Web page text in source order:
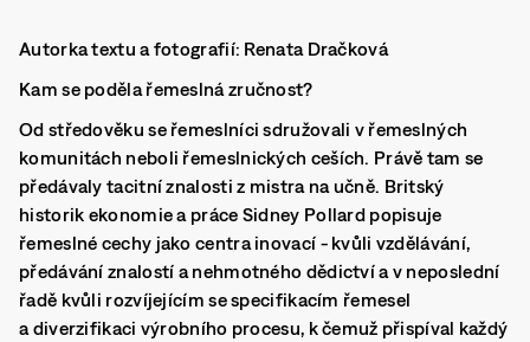
Autorka textu a fotografií: Renata Dračková
Kam se poděla řemeslná zručnost?
Od středověku se řemeslníci sdružovali v řemeslných
komunitách neboli řemeslnických ceších. Právě tam se
předávaly tacitní znalosti z mistra na učně. Britský
historik ekonomie a práce Sidney Pollard popisuje
řemeslné cechy jako centra inovací - kvůli vzdělávání,
předávání znalostí a nehmotného dědictví a v neposlední
řadě kvůli rozvíjejícím se specifikacím řemesel
a diverzifikaci výrobního procesu, k čemuž přispíval každý